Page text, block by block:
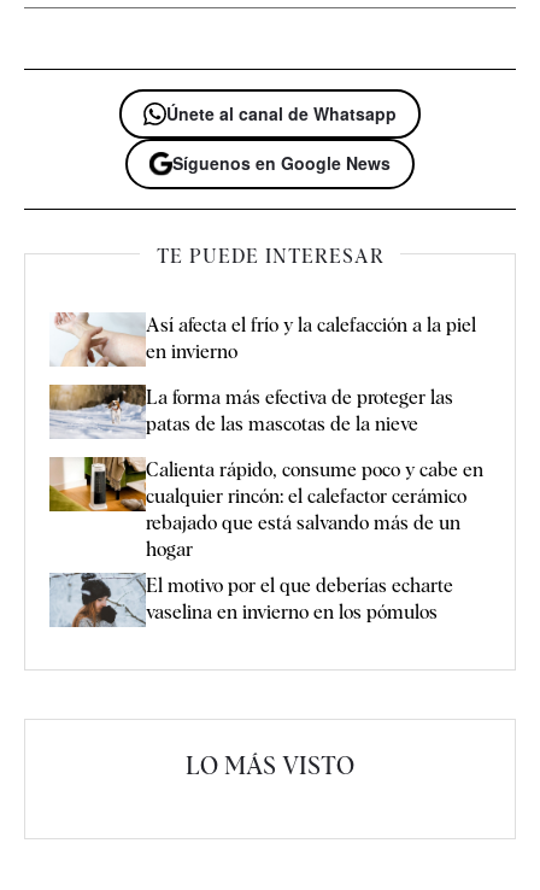
Únete al canal de Whatsapp
Síguenos en Google News
TE PUEDE INTERESAR
Así afecta el frío y la calefacción a la piel
en invierno
La forma más efectiva de proteger las
patas de las mascotas de la nieve
Calienta rápido, consume poco y cabe en
cualquier rincón: el calefactor cerámico
rebajado que está salvando más de un
hogar
El motivo por el que deberías echarte
vaselina en invierno en los pómulos
LO MÁS VISTO